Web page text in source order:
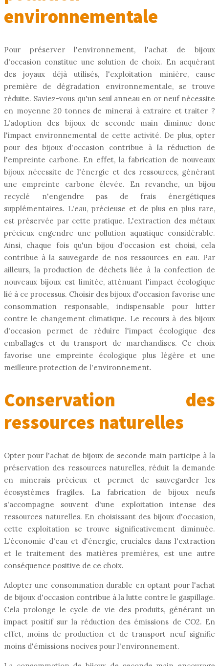
environnementale
Pour préserver l'environnement, l'achat de bijoux
d'occasion constitue une solution de choix. En acquérant
des joyaux déjà utilisés, l'exploitation minière, cause
première de dégradation environnementale, se trouve
réduite. Saviez-vous qu'un seul anneau en or neuf nécessite
en moyenne 20 tonnes de minerai à extraire et traiter ?
L'adoption des bijoux de seconde main diminue donc
l'impact environnemental de cette activité. De plus, opter
pour des bijoux d'occasion contribue à la réduction de
l'empreinte carbone. En effet, la fabrication de nouveaux
bijoux nécessite de l'énergie et des ressources, générant
une empreinte carbone élevée. En revanche, un bijou
recyclé n'engendre pas de frais énergétiques
supplémentaires. L'eau, précieuse et de plus en plus rare,
est préservée par cette pratique. L'extraction des métaux
précieux engendre une pollution aquatique considérable.
Ainsi, chaque fois qu'un bijou d'occasion est choisi, cela
contribue à la sauvegarde de nos ressources en eau. Par
ailleurs, la production de déchets liée à la confection de
nouveaux bijoux est limitée, atténuant l'impact écologique
lié à ce processus. Choisir des bijoux d'occasion favorise une
consommation responsable, indispensable pour lutter
contre le changement climatique. Le recours à des bijoux
d'occasion permet de réduire l'impact écologique des
emballages et du transport de marchandises. Ce choix
favorise une empreinte écologique plus légère et une
meilleure protection de l'environnement.
Conservation des
ressources naturelles
Opter pour l'achat de bijoux de seconde main participe à la
préservation des ressources naturelles, réduit la demande
en minerais précieux et permet de sauvegarder les
écosystèmes fragiles. La fabrication de bijoux neufs
s'accompagne souvent d'une exploitation intense des
ressources naturelles. En choisissant des bijoux d'occasion,
cette exploitation se trouve significativement diminuée.
L'économie d'eau et d'énergie, cruciales dans l'extraction
et le traitement des matières premières, est une autre
conséquence positive de ce choix.
Adopter une consommation durable en optant pour l'achat
de bijoux d'occasion contribue à la lutte contre le gaspillage.
Cela prolonge le cycle de vie des produits, générant un
impact positif sur la réduction des émissions de CO2. En
effet, moins de production et de transport neuf signifie
moins d'émissions nocives pour l'environnement.